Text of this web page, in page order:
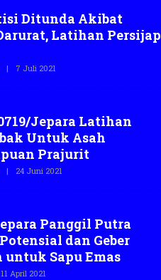
E
G
A
S
C
Ditunda Akibat
Latihan Persijap
| 7 Juli 2021
E
E
G
A
.
C
Jepara Latihan
Untuk Asah
Prajurit
| 24 Juni 2021
E
E
G
A
.
Panggil Putra
dan Geber
Sapu Emas
11 April 2021